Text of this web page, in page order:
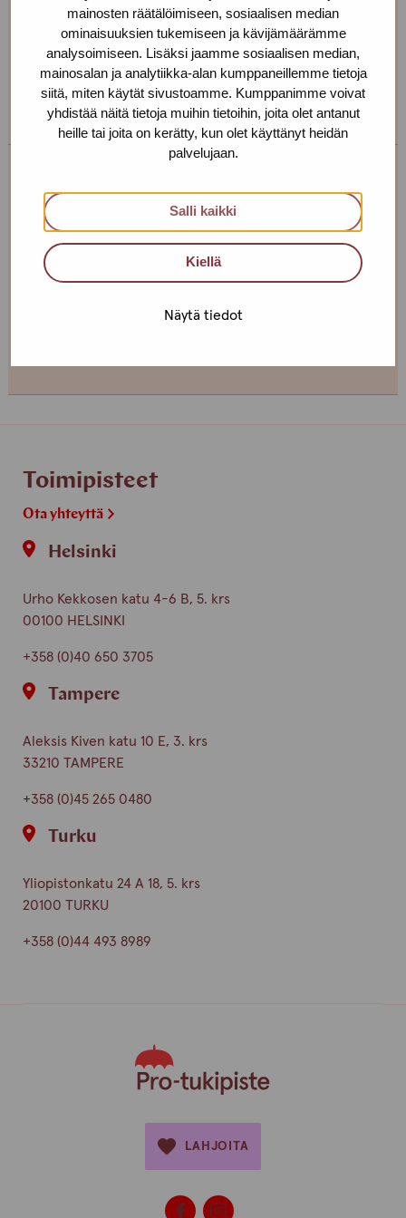
mainosten räätälöimiseen, sosiaalisen median
ominaisuuksien tukemiseen ja kävijämäärämme
analysoimiseen. Lisäksi jaamme sosiaalisen median,
mainosalan ja analytiikka-alan kumppaneillemme tietoja
siitä, miten käytät sivustoamme. Kumppanimme voivat
yhdistää näitä tietoja muihin tietoihin, joita olet antanut
heille tai joita on kerätty, kun olet käyttänyt heidän
palvelujaan.
Salli kaikki
Kiellä
Näytä tiedot
Sosiaaliohjaaja
+358 400 560 735
taina.holappa(at)protukipiste.fi
Henkilön
osaama
Henkilön
osaama
Henkilön
osaama
Toimipiste: Tampere
Sosiaaliohjaaja, seksuaalineuvoja
anna.pistool(at)protukipiste.fi
osaama
kieli
osaama
kieli
Toimipisteet
Ota yhteyttä
Helsinki
Urho Kekkosen katu 4-6 B, 5. krs
00100 HELSINKI
+358 (0)40 650 3705
Tampere
Aleksis Kiven katu 10 E, 3. krs
33210 TAMPERE
+358 (0)45 265 0480
Turku
Yliopistonkatu 24 A 18, 5. krs
20100 TURKU
+358 (0)44 493 8989
LAHJOITA